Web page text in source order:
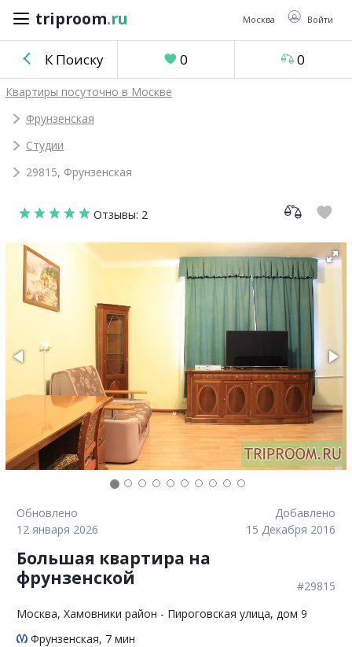
triproom.ru Москва Войти
triproom .ru
Российский
Войти / Зарегистрироваться
объявление
Сравнение
К Поиску 0 0
Квартиры посуточно в Москве
Фрунзенская
Студии
29815, Фрунзенская
Отзывы: 2
Обновлено
12 января 2026
Добавлено
15 Декабря 2016
Большая квартира на
фрунзенской
#29815
Москва, Хамовники район - Пироговская улица, дом 9
Фрунзенская, 7 мин